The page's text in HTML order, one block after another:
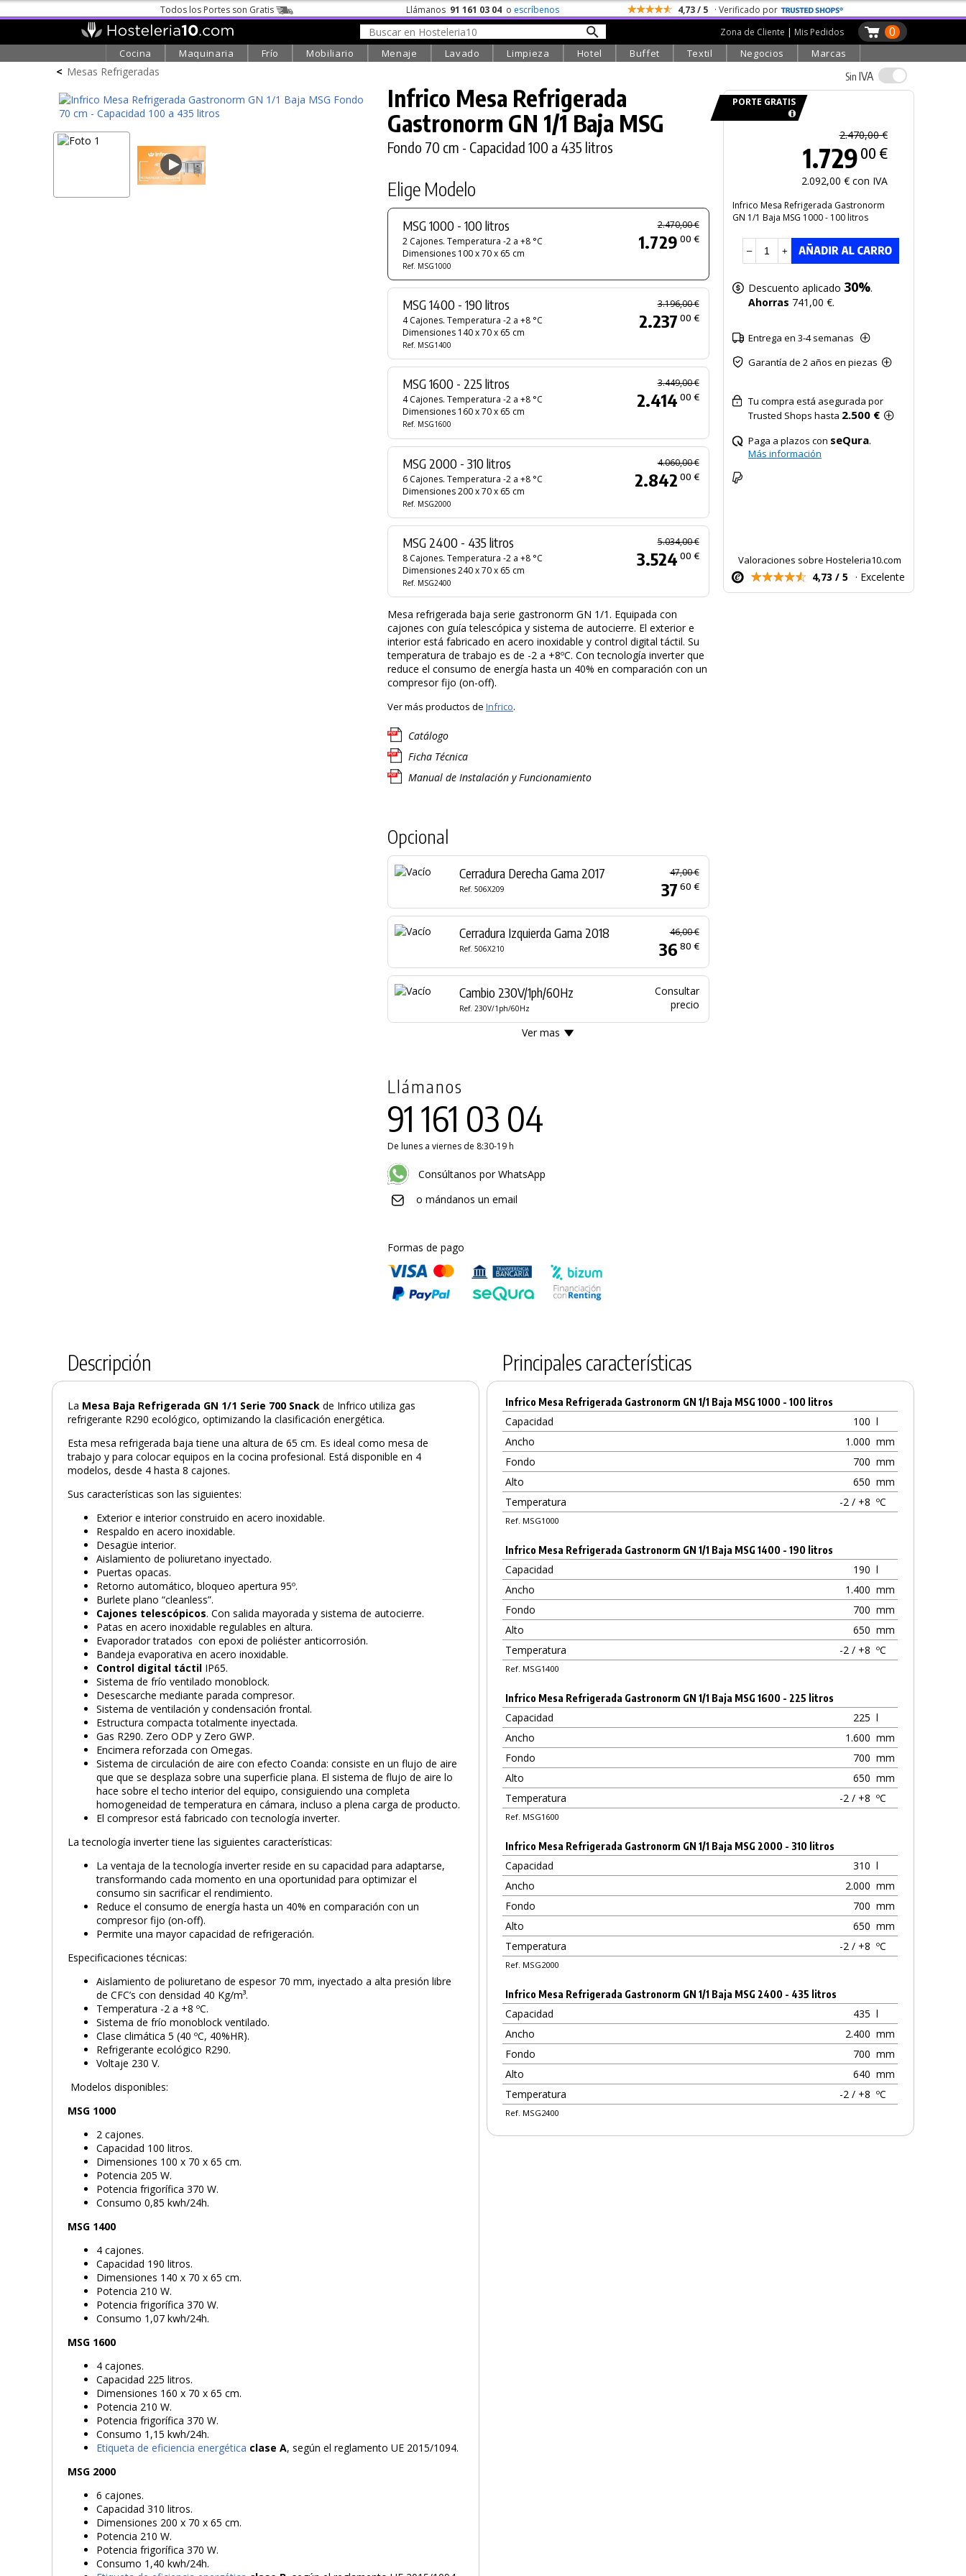
Todos los Portes son Gratis Llámanos 91 161 03 04 o escríbenos 4,73 / 5 · Verificado por
0
Zona de Cliente | Mis Pedidos
Cocina Maquinaria Frío Mobiliario Menaje Lavado Limpieza Hotel Buffet Textil Negocios Marcas
< Mesas Refrigeradas
PRODUCTO AÑADIDO AL CARRITO
Infrico Mesa Refrigerada
Gastronorm GN 1/1 Baja MSG
Fondo 70 cm - Capacidad 100 a 435 litros
Elige Modelo
MSG 1000 - 100 litros
2 Cajones. Temperatura -2 a +8 °C
Dimensiones 100 x 70 x 65 cm
Ref. MSG1000
2.470,00 €
1.729 00 €
MSG 1400 - 190 litros
4 Cajones. Temperatura -2 a +8 °C
Dimensiones 140 x 70 x 65 cm
Ref. MSG1400
3.196,00 €
2.237 00 €
MSG 1600 - 225 litros
4 Cajones. Temperatura -2 a +8 °C
Dimensiones 160 x 70 x 65 cm
Ref. MSG1600
3.449,00 €
2.414 00 €
MSG 2000 - 310 litros
6 Cajones. Temperatura -2 a +8 °C
Dimensiones 200 x 70 x 65 cm
Ref. MSG2000
4.060,00 €
2.842 00 €
MSG 2400 - 435 litros
8 Cajones. Temperatura -2 a +8 °C
Dimensiones 240 x 70 x 65 cm
Ref. MSG2400
5.034,00 €
3.524 00 €
Mesa refrigerada baja serie gastronorm GN 1/1. Equipada con
cajones con guía telescópica y sistema de autocierre. El exterior e
interior está fabricado en acero inoxidable y control digital táctil. Su
temperatura de trabajo es de -2 a +8ºC. Con tecnología inverter que
reduce el consumo de energía hasta un 40% en comparación con un
compresor fijo (on-off).
Ver más productos de Infrico.
Catálogo
Ficha Técnica
Manual de Instalación y Funcionamiento
Opcional
Cerradura Derecha Gama 2017
Ref. 506X209
47,00 €
37 60 €
Cerradura Izquierda Gama 2018
Ref. 506X210
46,00 €
36 80 €
Cambio 230V/1ph/60Hz
Ref. 230V/1ph/60Hz
Consultar
precio
Ver mas
Llámanos
91 161 03 04
De lunes a viernes de 8:30-19 h
Consúltanos por WhatsApp
o mándanos un email
Formas de pago
Sin IVA
PORTE GRATIS
2.470,00 €
1.729 00 €
2.092,00 € con IVA
Infrico Mesa Refrigerada Gastronorm
GN 1/1 Baja MSG 1000 - 100 litros
– +
Descuento aplicado 30%.
Ahorras 741,00 €.
Entrega en 3-4 semanas
Garantía de 2 años en piezas
Tu compra está asegurada por
Trusted Shops hasta 2.500 €
Paga a plazos con seQura.
Más información
Valoraciones sobre Hosteleria10.com
4,73 / 5 · Excelente
Descripción
La Mesa Baja Refrigerada GN 1/1 Serie 700 Snackde Infrico utiliza gas
refrigerante R290 ecológico, optimizando la clasificación energética.
Esta mesa refrigerada baja tiene una altura de 65 cm. Es ideal como mesa de
trabajo y para colocar equipos en la cocina profesional. Está disponible en 4
modelos, desde 4 hasta 8 cajones.
Sus características son las siguientes:
Exterior e interior construido en acero inoxidable.
Respaldo en acero inoxidable.
Desagüe interior.
Aislamiento de poliuretano inyectado.
Puertas opacas.
Retorno automático, bloqueo apertura 95º.
Burlete plano “cleanless”.
Cajones telescópicos. Con salida mayorada y sistema de autocierre.
Patas en acero inoxidable regulables en altura.
Evaporador tratados con epoxi de poliéster anticorrosión.
Bandeja evaporativa en acero inoxidable.
Control digital táctil IP65.
Sistema de frío ventilado monoblock.
Desescarche mediante parada compresor.
Sistema de ventilación y condensación frontal.
Estructura compacta totalmente inyectada.
Gas R290. Zero ODP y Zero GWP.
Encimera reforzada con Omegas.
Sistema de circulación de aire con efecto Coanda: consiste en un flujo de aire
que que se desplaza sobre una superficie plana. El sistema de flujo de aire lo
hace sobre el techo interior del equipo, consiguiendo una completa
homogeneidad de temperatura en cámara, incluso a plena carga de producto.
El compresor está fabricado con tecnología inverter.
La tecnología inverter tiene las siguientes características:
La ventaja de la tecnología inverter reside en su capacidad para adaptarse,
transformando cada momento en una oportunidad para optimizar el
consumo sin sacrificar el rendimiento.
Reduce el consumo de energía hasta un 40% en comparación con un
compresor fijo (on-off).
Permite una mayor capacidad de refrigeración.
Especificaciones técnicas:
Aislamiento de poliuretano de espesor 70 mm, inyectado a alta presión libre
de CFC’s con densidad 40 Kg/m³.
Temperatura -2 a +8 ºC.
Sistema de frío monoblock ventilado.
Clase climática 5 (40 ºC, 40%HR).
Refrigerante ecológico R290.
Voltaje 230 V.
Modelos disponibles:
MSG 1000
2 cajones.
Capacidad 100 litros.
Dimensiones 100 x 70 x 65 cm.
Potencia 205 W.
Potencia frigorífica 370 W.
Consumo 0,85 kwh/24h.
MSG 1400
4 cajones.
Capacidad 190 litros.
Dimensiones 140 x 70 x 65 cm.
Potencia 210 W.
Potencia frigorífica 370 W.
Consumo 1,07 kwh/24h.
MSG 1600
4 cajones.
Capacidad 225 litros.
Dimensiones 160 x 70 x 65 cm.
Potencia 210 W.
Potencia frigorífica 370 W.
Consumo 1,15 kwh/24h.
Etiqueta de eficiencia energética clase A, según el reglamento UE 2015/1094.
MSG 2000
6 cajones.
Capacidad 310 litros.
Dimensiones 200 x 70 x 65 cm.
Potencia 210 W.
Potencia frigorífica 370 W.
Consumo 1,40 kwh/24h.
Principales características
Infrico Mesa Refrigerada Gastronorm GN 1/1 Baja MSG 1000 - 100 litros
Capacidad 100 l
Ancho
1.000 mm
Fondo
700 mm
Alto
650 mm
Temperatura
-2 / +8 ºC
Ref. MSG1000
Infrico Mesa Refrigerada Gastronorm GN 1/1 Baja MSG 1400 - 190 litros
Capacidad 190 l
Ancho
1.400 mm
Fondo
700 mm
Alto
650 mm
Temperatura
-2 / +8 ºC
Ref. MSG1400
Infrico Mesa Refrigerada Gastronorm GN 1/1 Baja MSG 1600 - 225 litros
Capacidad 225 l
Ancho
1.600 mm
Fondo
700 mm
Alto
650 mm
Temperatura
-2 / +8 ºC
Ref. MSG1600
Infrico Mesa Refrigerada Gastronorm GN 1/1 Baja MSG 2000 - 310 litros
Capacidad 310 l
Ancho
2.000 mm
Fondo
700 mm
Alto
650 mm
Temperatura
-2 / +8 ºC
Ref. MSG2000
Infrico Mesa Refrigerada Gastronorm GN 1/1 Baja MSG 2400 - 435 litros
Capacidad 435 l
Ancho
2.400 mm
Fondo
700 mm
Alto
640 mm
Temperatura
-2 / +8 ºC
Ref. MSG2400